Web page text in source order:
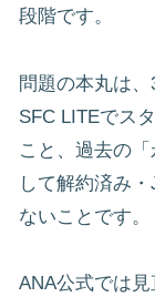
段階です。
問題の本丸は、
SFC LITEでス
こと、過去の
して解約済み
ないことです。
ANA公式では